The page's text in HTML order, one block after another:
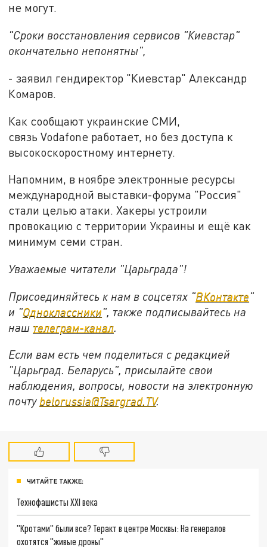
не могут.
"Сроки восстановления сервисов "Киевстар"
окончательно непонятны",
- заявил гендиректор "Киевстар" Александр
Комаров.
Как сообщают украинские СМИ,
связь Vodafone работает, но без доступа к
высокоскоростному интернету.
Напомним, в ноябре электронные ресурсы
международной выставки-форума "Россия"
стали целью атаки. Хакеры устроили
провокацию с территории Украины и ещё как
минимум семи стран.
Уважаемые читатели "Царьграда"!
Присоединяйтесь к нам в соцсетях "ВКонтакте"
и "Одноклассники", также подписывайтесь на
наш телеграм-канал
Если вам есть чем поделиться с редакцией
"Царьград. Беларусь", присылайте свои
наблюдения, вопросы, новости на электронную
почту belorussia@Tsargrad.TV.
ЧИТАЙТЕ ТАКЖЕ:
Технофашисты XXI века
"Кротами" были все? Теракт в центре Москвы: На генералов
охотятся "живые дроны"